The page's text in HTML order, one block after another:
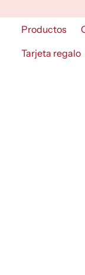
content
Productos
Tarjeta regalo